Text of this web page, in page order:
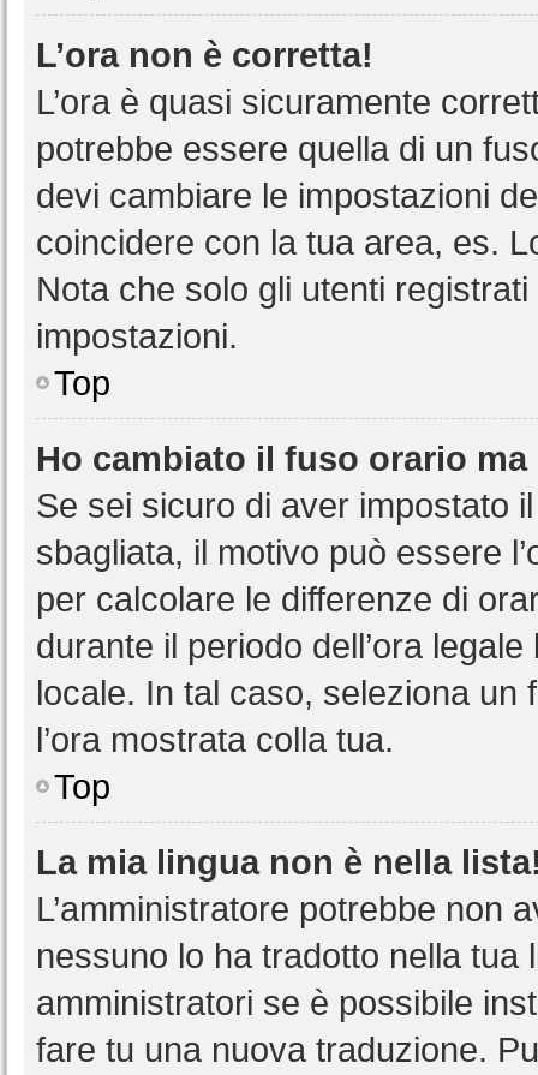
L’ora non è corretta!
L’ora è quasi sicuramente
potrebbe essere quella di un
devi cambiare le impostazioni
coincidere con la tua area, es.
Nota che solo gli utenti
impostazioni.
Top
Ho cambiato il fuso orario ma
Se sei sicuro di aver impostato
sbagliata, il motivo può essere
per calcolare le differenze di
durante il periodo dell’ora
locale. In tal caso, seleziona
l’ora mostrata colla tua.
Top
La mia lingua non è nella
L’amministratore potrebbe non
nessuno lo ha tradotto nella tua
amministratori se è possibile
fare tu una nuova traduzione.